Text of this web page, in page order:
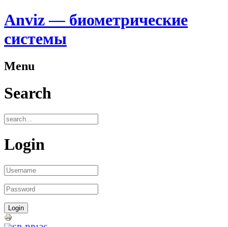
Anviz — биометрические
системы
Menu
Search
Login